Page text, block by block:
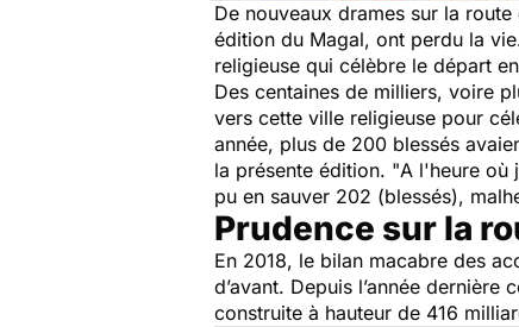
De nouveaux drames sur la
édition du Magal, ont perdu la
religieuse qui célèbre le départ
Des centaines de milliers, voire
vers cette ville religieuse pour
année, plus de 200 blessés
la présente édition. "A l'heure où
pu en sauver 202 (blessés),
Prudence sur la
En 2018, le bilan macabre des
d’avant. Depuis l’année
construite à hauteur de 416